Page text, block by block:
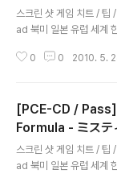
Bun CD Soccer
ボール部 CDサッ
스크린 샷 게임 치트 /
ad 북미 일본 유럽 세계
혈 고교 돗지볼부 - PC
oukou Dodgeball Bu
- Nintendo World Cup
오 군의 열혈 사커 리
ccer League
0 0 2010. 5.
[PCE-CD /
Formula - ミステ
스크린 샷 게임 치트 /
ad 북미 일본 유럽 세계